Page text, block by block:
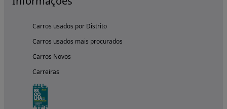
Carros usados por Distrito
Carros usados mais procurados
Carros Novos
Carreiras